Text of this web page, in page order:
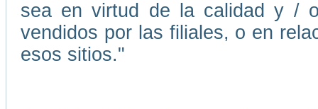
sea en virtud de la calidad y /
vendidos por las filiales, o en
esos sitios."